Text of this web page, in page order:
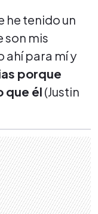
he tenido un
son mis
ahí para mí y
porque
que él (Justin